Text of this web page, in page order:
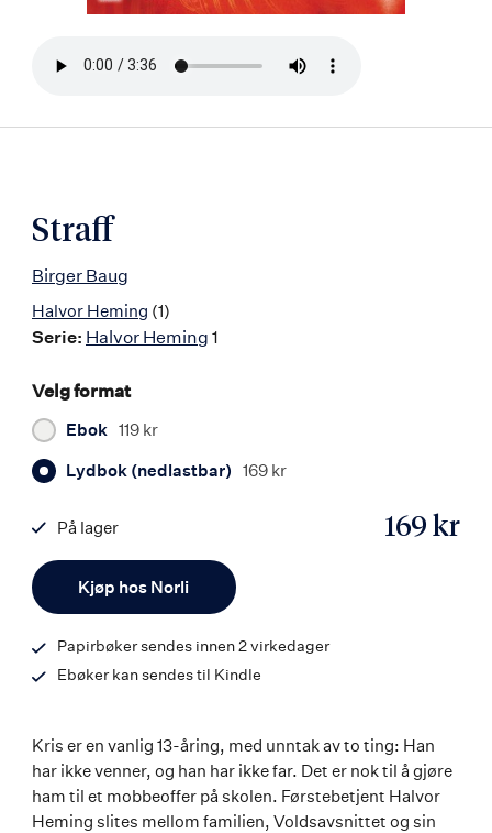
Straff
Birger Baug
Halvor Heming (1)
Serie: Halvor Heming 1
Velg format
Ebok 119 kr
Lydbok (nedlastbar) 169 kr
Kjøp hos Norli
169 kr
På lager
9788242166609
Papirbøker sendes innen 2 virkedager
Ebøker kan sendes til Kindle
Kris er en vanlig 13-åring, med unntak av to ting: Han
har ikke venner, og han har ikke far. Det er nok til å gjøre
ham til et mobbeoffer på skolen. Førstebetjent Halvor
Heming slites mellom familien, Voldsavsnittet og sin